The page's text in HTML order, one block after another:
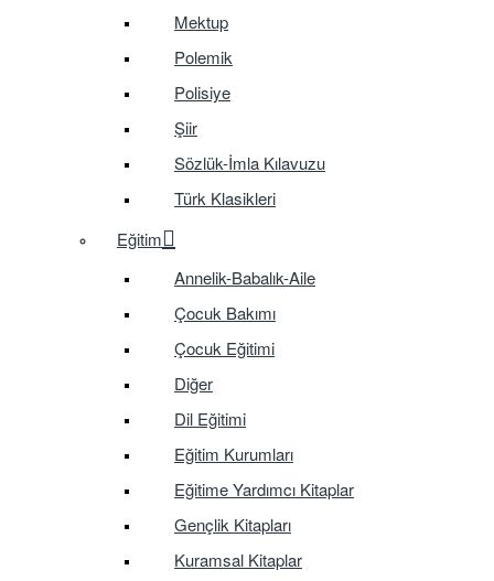
Mektup
Polemik
Polisiye
Şiir
Sözlük-İmla Kılavuzu
Türk Klasikleri
Eğitim
Annelik-Babalık-Aile
Çocuk Bakımı
Çocuk Eğitimi
Diğer
Dil Eğitimi
Eğitim Kurumları
Eğitime Yardımcı Kitaplar
Gençlik Kitapları
Kuramsal Kitaplar